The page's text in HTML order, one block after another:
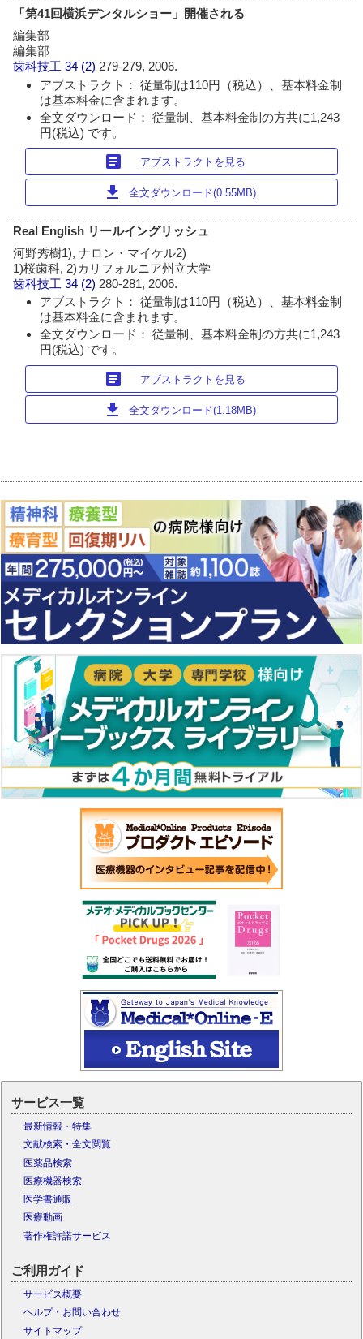
「第41回横浜デンタルショー」開催される
編集部
編集部
歯科技工 34 (2) 279-279, 2006.
アブストラクト： 従量制は110円（税込）、基本料金制
は基本料金に含まれます。
全文ダウンロード： 従量制、基本料金制の方共に1,243
円(税込) です。
article アブストラクトを見る
download 全文ダウンロード(0.55MB)
Real English リールイングリッシュ
河野秀樹1), ナロン・マイケル2)
1)桜歯科, 2)カリフォルニア州立大学
歯科技工 34 (2) 280-281, 2006.
アブストラクト： 従量制は110円（税込）、基本料金制
は基本料金に含まれます。
全文ダウンロード： 従量制、基本料金制の方共に1,243
円(税込) です。
article アブストラクトを見る
download 全文ダウンロード(1.18MB)
サービス一覧
最新情報・特集
文献検索・全文閲覧
医薬品検索
医療機器検索
医学書通販
医療動画
著作権許諾サービス
ご利用ガイド
サービス概要
ヘルプ・お問い合わせ
サイトマップ